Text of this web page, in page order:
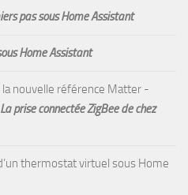
pas sous Home Assistant
Home Assistant
la nouvelle référence Matter -
La prise connectée ZigBee de chez
thermostat virtuel sous Home